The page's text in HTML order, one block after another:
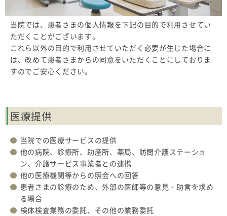
当院では、患者さまの個人情報を下記の目的で利用させてい
ただくことがございます。
これら以外の目的で利用させていただく必要が生じた場合に
は、改めて患者さまからの同意をいただくことにしておりま
すのでご安心ください。
医療提供
当院での医療サービスの提供
他の病院、診療所、助産所、薬局、訪問介護ステーショ
ン、介護サービス事業者との連携
他の医療機関等からの照会への回答
患者さまの診療のため、外部の医師等の意見・助言を求め
る場合
検体検査業務の委託、その他の業務委託